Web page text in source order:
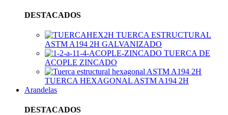
DESTACADOS
TUERCA ESTRUCTURAL
ASTM A194 2H GALVANIZADO
TUERCA DE
ACOPLE ZINCADO
TUERCA HEXAGONAL ASTM A194 2H
Arandelas
DESTACADOS